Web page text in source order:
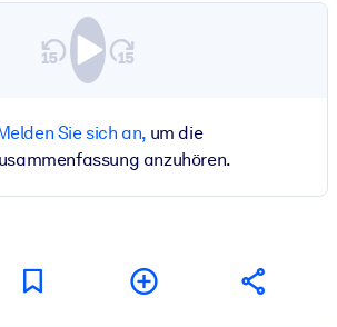
Sie sich an,um die
anzuhören.